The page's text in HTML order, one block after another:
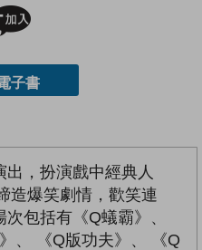
子書
，扮演戲中經典人
造爆笑劇情，歡笑連
包括有《Q蟻霸》、
、 《Q版功夫》、 《Q